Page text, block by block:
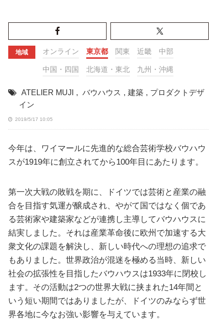
地域 オンライン 東京都 関東 近畿 中部
中国・四国 北海道・東北 九州・沖縄
ATELIER MUJI , バウハウス , 建築 , プロダクトデザ
イン
2019/5/17 10:05
今年は、ワイマールに先進的な総合芸術学校バウハウ
スが1919年に創立されてから100年目にあたります。
第一次大戦の敗戦を期に、ドイツでは芸術と産業の融
合を目指す気運が醸成され、やがて国ではなく個であ
る芸術家や建築家などが連携し主導してバウハウスに
結実しました。それは産業革命後に欧州で加速する大
衆文化の課題を解決し、新しい時代への理想の追求で
もありました。世界政治が混迷を極める当時、新しい
社会の拡張性を目指したバウハウスは1933年に閉校し
ます。その活動は2つの世界大戦に挟まれた14年間と
いう短い期間ではありましたが、ドイツのみならず世
界各地に今なお強い影響を与えています。